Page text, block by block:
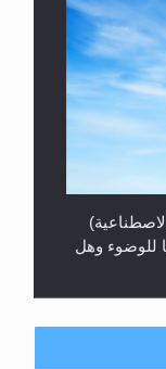
للوضوء وهل